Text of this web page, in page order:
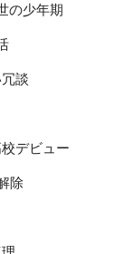
の少年期
談
デビュー
除